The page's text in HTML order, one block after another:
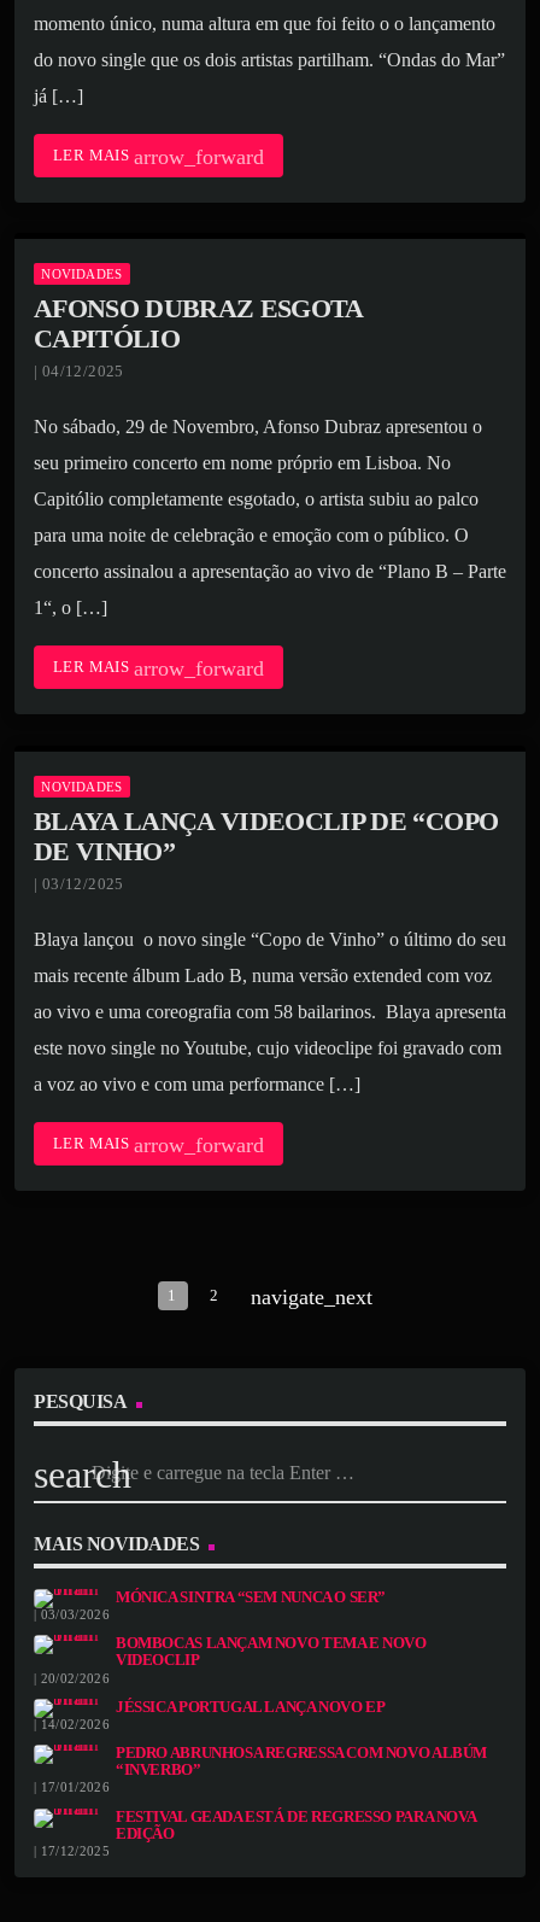
momento único, numa altura em que foi feito o o lançamento
do novo single que os dois artistas partilham. “Ondas do Mar”
já […]
LER MAIS arrow_forward
NOVIDADES
AFONSO DUBRAZ ESGOTA
CAPITÓLIO
| 04/12/2025
No sábado, 29 de Novembro, Afonso Dubraz apresentou o
seu primeiro concerto em nome próprio em Lisboa. No
Capitólio completamente esgotado, o artista subiu ao palco
para uma noite de celebração e emoção com o público. O
concerto assinalou a apresentação ao vivo de “Plano B – Parte
1“, o […]
LER MAIS arrow_forward
NOVIDADES
BLAYA LANÇA VIDEOCLIP DE “COPO
DE VINHO”
| 03/12/2025
Blaya lançou o novo single “Copo de Vinho” o último do seu
mais recente álbum Lado B, numa versão extended com voz
ao vivo e uma coreografia com 58 bailarinos. Blaya apresenta
este novo single no Youtube, cujo videoclipe foi gravado com
a voz ao vivo e com uma performance […]
LER MAIS arrow_forward
1 2 navigate_next
PESQUISA
search
MAIS NOVIDADES
MÓNICA SINTRA “SEM NUNCA O SER”
| 03/03/2026
BOMBOCAS LANÇAM NOVO TEMA E NOVO
VIDEOCLIP
| 20/02/2026
JÉSSICA PORTUGAL LANÇA NOVO EP
| 14/02/2026
PEDRO ABRUNHOSA REGRESSA COM NOVO ALBÚM
“INVERBO”
| 17/01/2026
FESTIVAL GEADA ESTÁ DE REGRESSO PARA NOVA
EDIÇÃO
| 17/12/2025